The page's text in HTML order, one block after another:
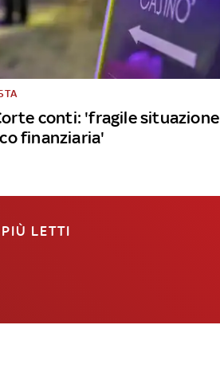
conti: 'fragile situazione
finanziaria'
LETTI